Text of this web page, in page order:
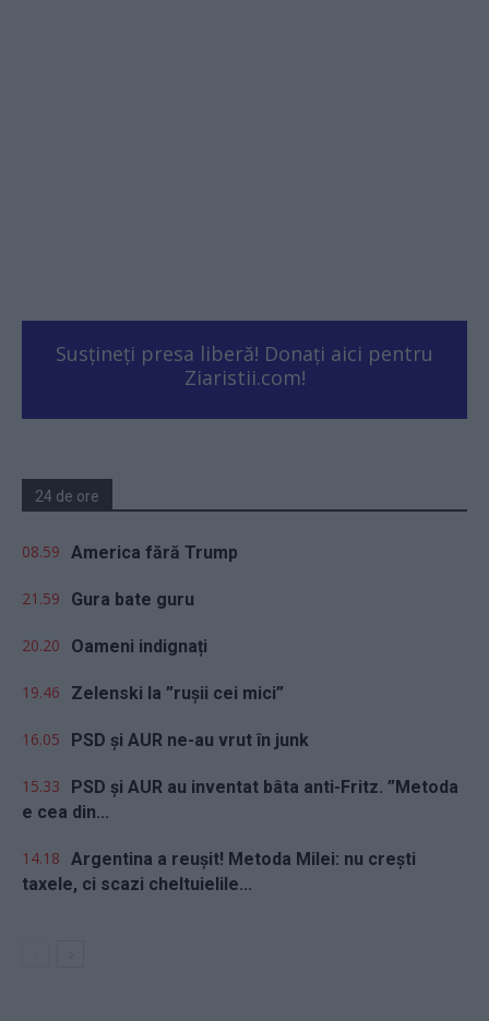
Susțineți presa liberă! Donați aici pentru
Ziaristii.com!
24 de ore
08.59 America fără Trump
21.59 Gura bate guru
20.20 Oameni indignați
19.46 Zelenski la ”rușii cei mici”
16.05 PSD și AUR ne-au vrut în junk
15.33
PSD și AUR au inventat bâta anti-Fritz. ”Metoda
e cea din...
14.18 Argentina a reușit! Metoda Milei: nu crești
taxele, ci scazi cheltuielile...